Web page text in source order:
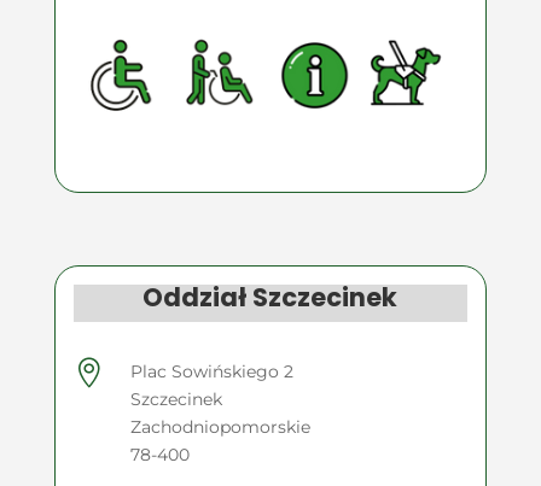
Oddział Szczecinek

Plac Sowińskiego 2
Szczecinek
Zachodniopomorskie
78-400